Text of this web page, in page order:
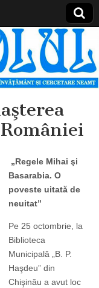
„Regele Mihai şi
Basarabia. O
poveste uitată de
neuitat”
Pe 25 octombrie, la
Biblioteca
Municipală „B. P.
Haşdeu” din
Chişinău a avut loc